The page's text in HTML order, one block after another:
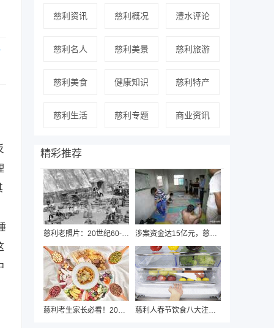
慈利资讯 慈利概况 澧水评论
慈利名人 慈利美景 慈利旅游
慈利美食 健康知识 慈利特产
慈利生活 慈利专题 商业资讯
精彩推荐
慈利老照片：20世纪60-90年代人民群众的精 涉案资金达15亿元，慈利警方近日破获“国通
慈利考生家长必看！2020年中高考期间饮食安 慈利人春节饮食八大注意，健康过年从“吃”